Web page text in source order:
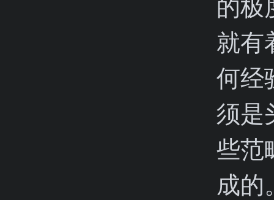
的极
就有
何经
须是
些范
成的